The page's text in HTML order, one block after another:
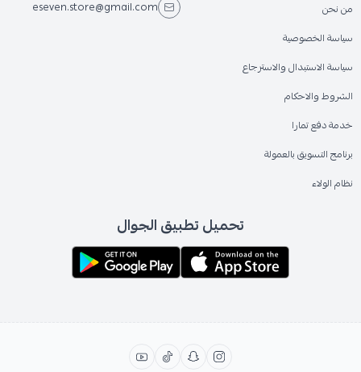
من نحن
سياسة الخصوصية
سياسة الاستبدال والاسترجاع
الشروط والاحكام
خدمة دفع تمارا
برنامج التسويق بالعمولة
نظام الولاء
eseven.store@gmail.com
تحميل تطبيق الجوال